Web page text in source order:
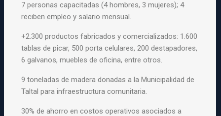
7 personas capacitadas (4 hombres, 3 mujeres); 4
reciben empleo y salario mensual.
+2.300 productos fabricados y comercializados: 1.600
tablas de picar, 500 porta celulares, 200 destapadores,
6 galvanos, muebles de oficina, entre otros.
9 toneladas de madera donadas a la Municipalidad de
Taltal para infraestructura comunitaria.
30% de ahorro en costos operativos asociados a